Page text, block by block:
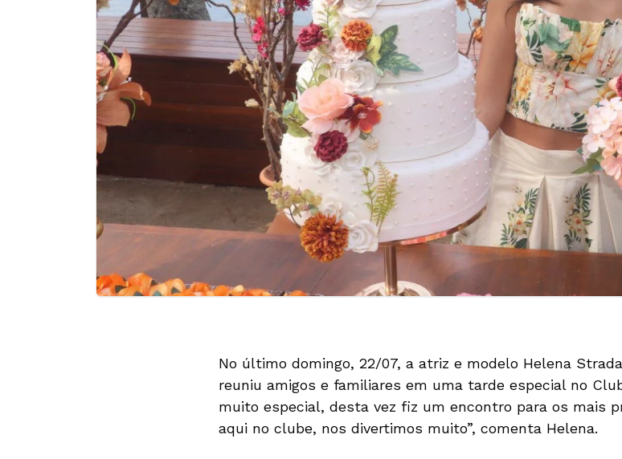
No último domingo, 22/07, a atriz e modelo Helena
reuniu amigos e familiares em uma tarde especial no
muito especial, desta vez fiz um encontro para os mais
aqui no clube, nos divertimos muito”, comenta Helena.